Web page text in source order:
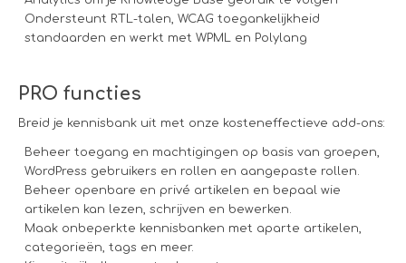
Ondersteunt RTL-talen, WCAG toegankelijkheid
standaarden en werkt met WPML en Polylang
PRO functies
Breid je kennisbank uit met onze kosteneffectieve add-ons:
Beheer toegang en machtigingen op basis van groepen,
WordPress gebruikers en rollen en aangepaste rollen.
Beheer openbare en privé artikelen en bepaal wie
artikelen kan lezen, schrijven en bewerken.
Maak onbeperkte kennisbanken met aparte artikelen,
categorieën, tags en meer.